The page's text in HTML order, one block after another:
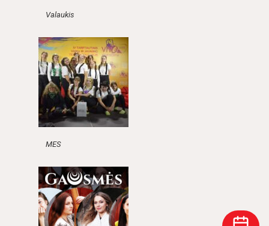
Valaukis
MES